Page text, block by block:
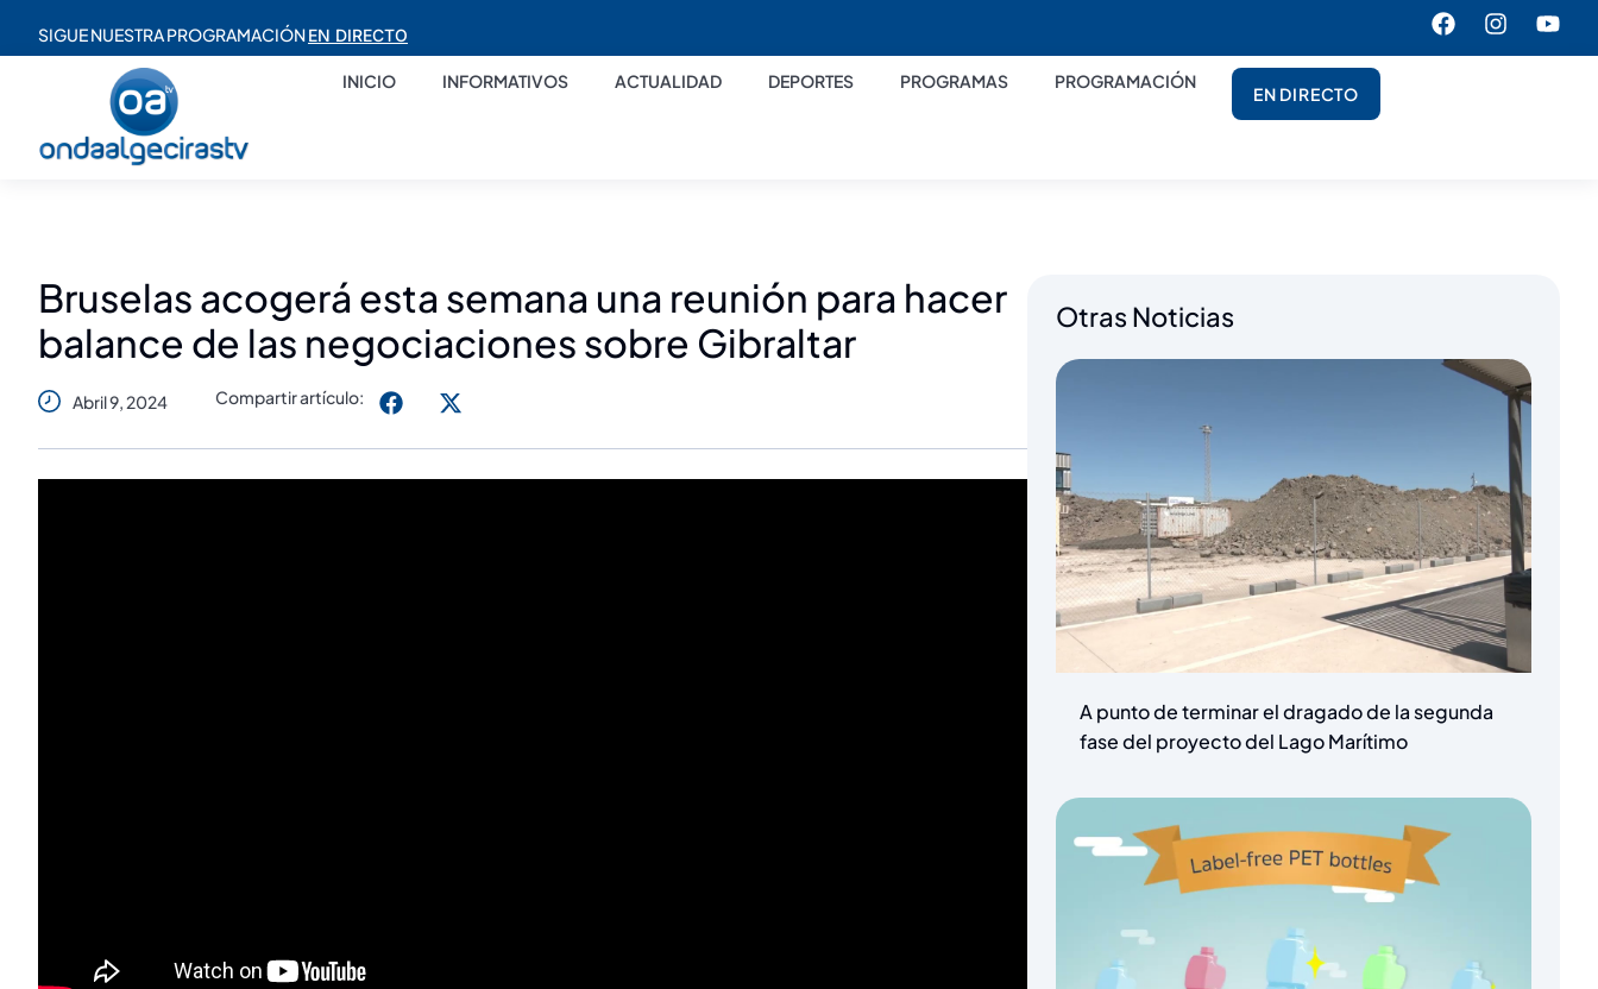
SIGUE NUESTRA PROGRAMACIÓNEN DIRECTO
INICIO INFORMATIVOS ACTUALIDAD DEPORTES PROGRAMAS PROGRAMACIÓN
EN DIRECTO
Bruselas acogerá esta semana una reunión para hacer
balance de las negociaciones sobre Gibraltar
Abril 9, 2024 Compartir artículo:
Otras Noticias
A punto de terminar el dragado de la segunda
fase del proyecto del Lago Marítimo